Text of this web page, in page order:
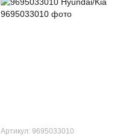
Артикул: 9695033010